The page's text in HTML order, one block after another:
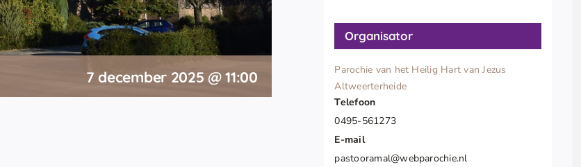
7 december 2025 @ 11:00
Organisator
Parochie van het Heilig Hart van Jezus
Altweerterheide
Telefoon
0495-561273
E-mail
pastooramal@webparochie.nl